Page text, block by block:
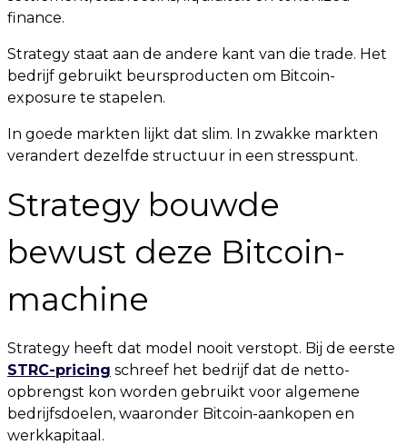
finance.
Strategy staat aan de andere kant van die trade. Het
bedrijf gebruikt beursproducten om Bitcoin-
exposure te stapelen.
In goede markten lijkt dat slim. In zwakke markten
verandert dezelfde structuur in een stresspunt.
Strategy bouwde
bewust deze Bitcoin-
machine
Strategy heeft dat model nooit verstopt. Bij de eerste
STRC-pricing schreef het bedrijf dat de netto-
opbrengst kon worden gebruikt voor algemene
bedrijfsdoelen, waaronder Bitcoin-aankopen en
werkkapitaal.